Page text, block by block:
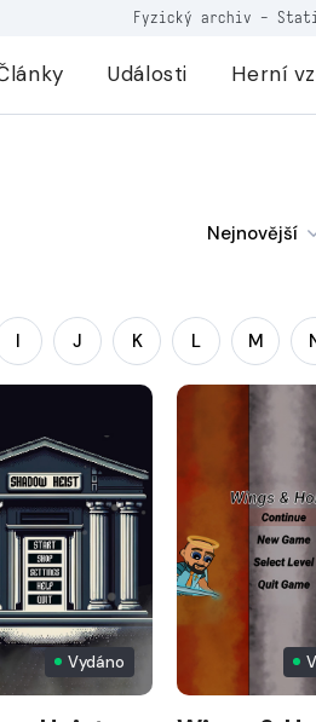
Fyzický archiv -
Události Herní
Nejnovější
I J K L M
Vydáno